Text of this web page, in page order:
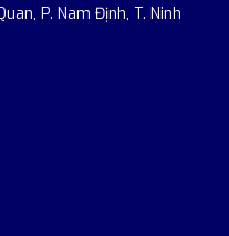
P. Nam Định, T. Ninh